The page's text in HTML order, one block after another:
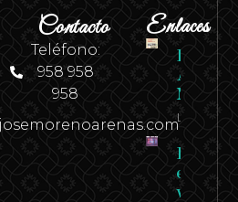
Contacto
Teléfono:
958 958
958
Enlaces
Revista
N.º 2
Leer
en
viva –